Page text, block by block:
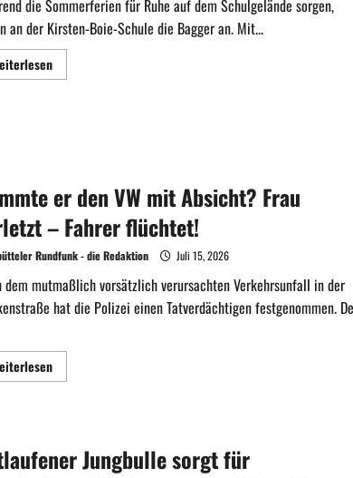
die Sommerferien für Ruhe auf dem Schulgelände sorgen,
an der Kirsten-Boie-Schule die Bagger an. Mit...
Mehr
Informationen
Platz
für
die
neue
Mensa
er den VW mit Absicht? Frau
– Fahrer flüchtet!
Rundfunk - die Redaktion Juli 15, 2026
dem mutmaßlich vorsätzlich verursachten Verkehrsunfall in der
hat die Polizei einen Tatverdächtigen festgenommen.
Mehr
Informationen
mit
Absicht?Jungbulle sorgt für